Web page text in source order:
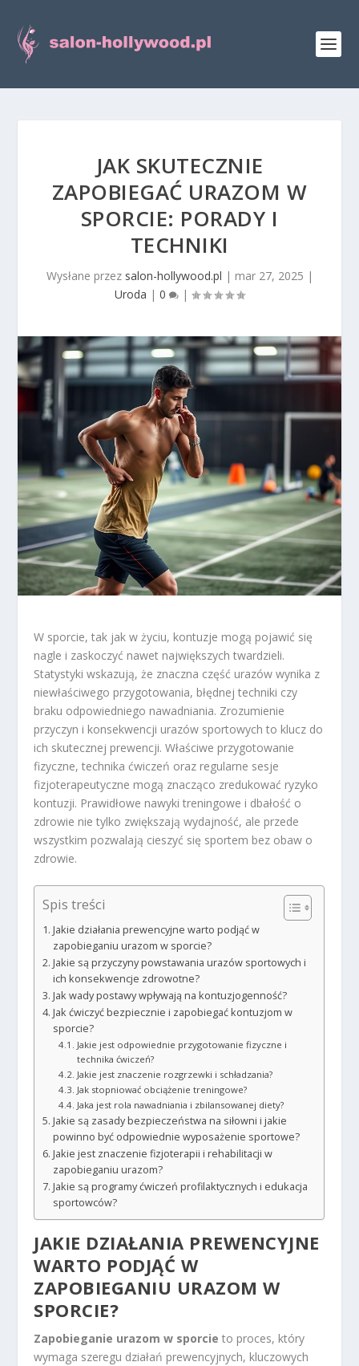
JAK SKUTECZNIE
ZAPOBIEGAĆ URAZOM W
SPORCIE: PORADY I
TECHNIKI
Wysłane przez salon-hollywood.pl | mar 27, 2025 |
Uroda | 0 |
W sporcie, tak jak w życiu, kontuzje mogą pojawić się
nagle i zaskoczyć nawet największych twardzieli.
Statystyki wskazują, że znaczna część urazów wynika z
niewłaściwego przygotowania, błędnej techniki czy
braku odpowiedniego nawadniania. Zrozumienie
przyczyn i konsekwencji urazów sportowych to klucz do
ich skutecznej prewencji. Właściwe przygotowanie
fizyczne, technika ćwiczeń oraz regularne sesje
fizjoterapeutyczne mogą znacząco zredukować ryzyko
kontuzji. Prawidłowe nawyki treningowe i dbałość o
zdrowie nie tylko zwiększają wydajność, ale przede
wszystkim pozwalają cieszyć się sportem bez obaw o
zdrowie.
Spis treści
Jakie działania prewencyjne warto podjąć w
zapobieganiu urazom w sporcie?
Jakie są przyczyny powstawania urazów sportowych i
ich konsekwencje zdrowotne?
Jak wady postawy wpływają na kontuzjogenność?
Jak ćwiczyć bezpiecznie i zapobiegać kontuzjom w
sporcie?
Jakie jest odpowiednie przygotowanie fizyczne i
technika ćwiczeń?
Jakie jest znaczenie rozgrzewki i schładzania?
Jak stopniować obciążenie treningowe?
Jaka jest rola nawadniania i zbilansowanej diety?
Jakie są zasady bezpieczeństwa na siłowni i jakie
powinno być odpowiednie wyposażenie sportowe?
Jakie jest znaczenie fizjoterapii i rehabilitacji w
zapobieganiu urazom?
Jakie są programy ćwiczeń profilaktycznych i edukacja
sportowców?
JAKIE DZIAŁANIA PREWENCYJNE
WARTO PODJĄĆ W
ZAPOBIEGANIU URAZOM W
SPORCIE?
Zapobieganie urazom w sporcie to proces, który
wymaga szeregu działań prewencyjnych, kluczowych